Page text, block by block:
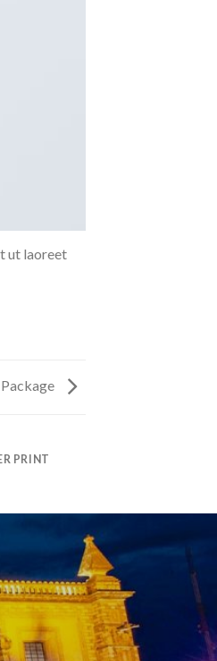
ut laoreet
PRINT